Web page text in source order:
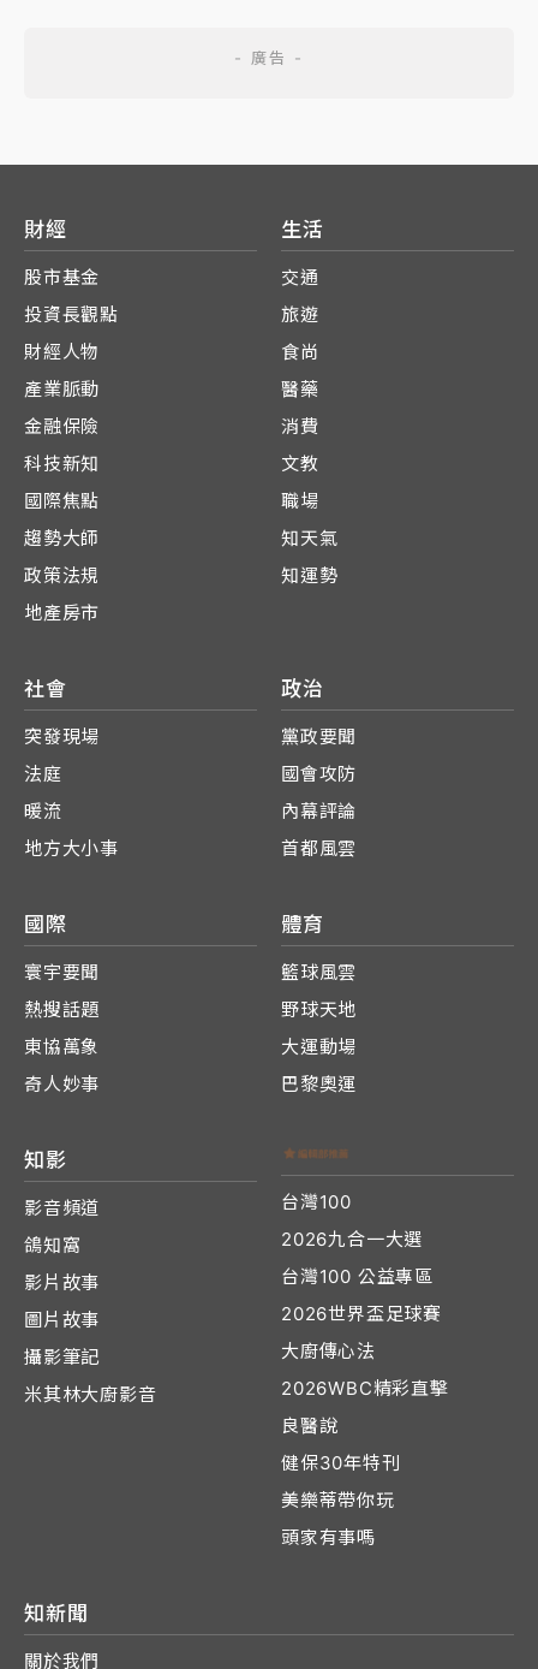
財經
股市基金
投資長觀點
財經人物
產業脈動
金融保險
科技新知
國際焦點
趨勢大師
政策法規
地產房市
生活
交通
旅遊
食尚
醫藥
消費
文教
職場
知天氣
知運勢
社會
突發現場
法庭
暖流
地方大小事
政治
黨政要聞
國會攻防
內幕評論
首都風雲
國際
寰宇要聞
熱搜話題
東協萬象
奇人妙事
體育
籃球風雲
野球天地
大運動場
巴黎奧運
知影
影音頻道
鴿知窩
影片故事
圖片故事
攝影筆記
米其林大廚影音
台灣100
2026九合一大選
台灣100 公益專區
2026世界盃足球賽
大廚傳心法
2026WBC精彩直擊
良醫說
健保30年特刊
美樂蒂帶你玩
頭家有事嗎
知新聞
關於我們